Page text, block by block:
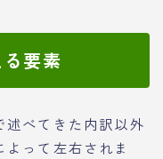
要素
述べてきた内訳以外
って左右されま